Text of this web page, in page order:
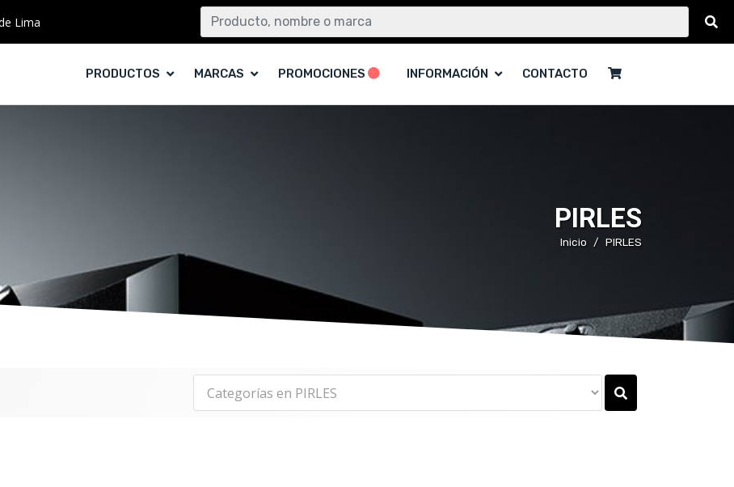
Lima
PRODUCTOS MARCAS PROMOCIONES INFORMACIÓN CONTACTO
PIRLES
Inicio PIRLES